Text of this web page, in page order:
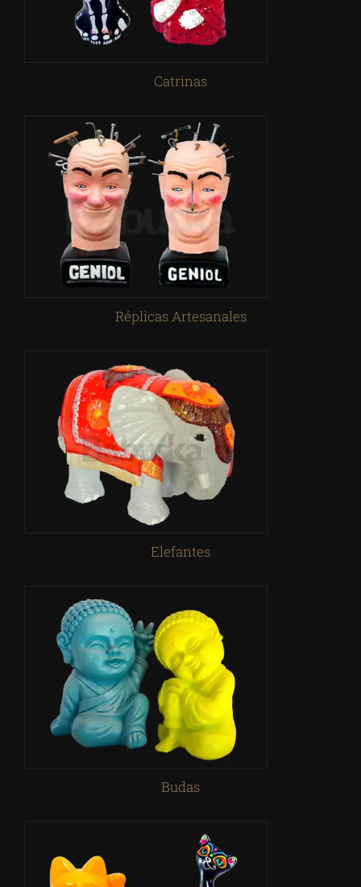
Catrinas
Réplicas Artesanales
Elefantes
Budas